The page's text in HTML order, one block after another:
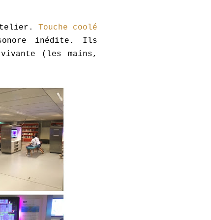
Touche coolé
inédite. Ils
(les mains,